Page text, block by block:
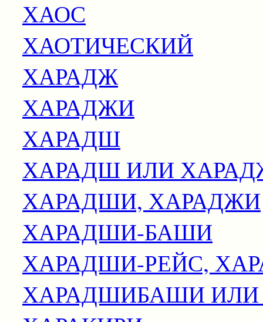
ХАОС
ХАОТИЧЕСКИЙ
ХАРАДЖ
ХАРАДЖИ
ХАРАДШ
ХАРАДШ ИЛИ
ХАРАДШИ, ХАРАДЖИ
ХАРАДШИ-БАШИ
ХАРАДШИ-РЕЙС,
ХАРАДШИБАШИ